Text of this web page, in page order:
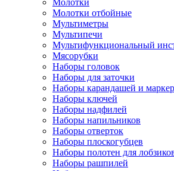
Молотки
Молотки отбойные
Мультиметры
Мультипечи
Мультифункциональный
Мясорубки
Наборы головок
Наборы для заточки
Наборы карандашей и
Наборы ключей
Наборы надфилей
Наборы напильников
Наборы отверток
Наборы плоскогубцев
Наборы полотен для
Наборы рашпилей